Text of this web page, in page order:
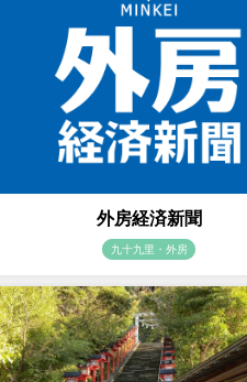
外房経済新聞
九十九里・外房